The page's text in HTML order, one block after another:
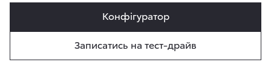
Конфігуратор
Записатись на тест-драйв